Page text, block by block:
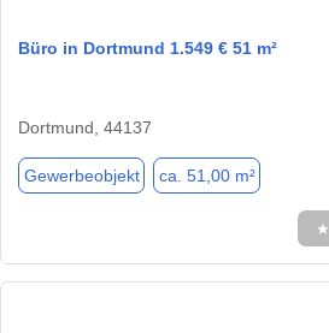
Büro in Dortmund 1.549 € 51 m²
Dortmund, 44137
Gewerbeobjekt ca. 51,00 m²
★